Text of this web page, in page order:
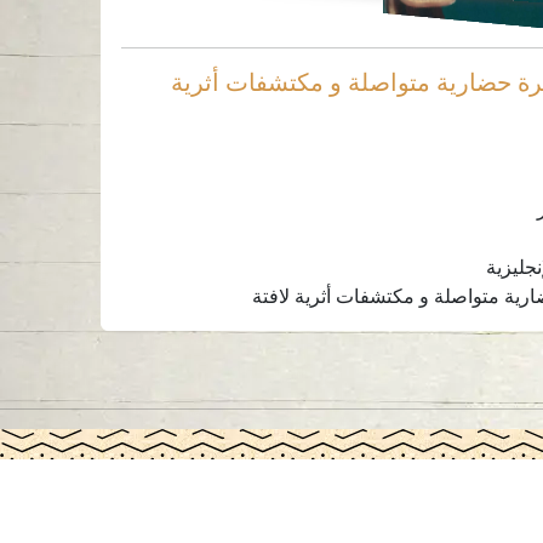
حضارية متواصلة و مكتشفات أثرية
متواصلة و مكتشفات أثرية لافتة